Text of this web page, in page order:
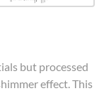
but processed
effect. This